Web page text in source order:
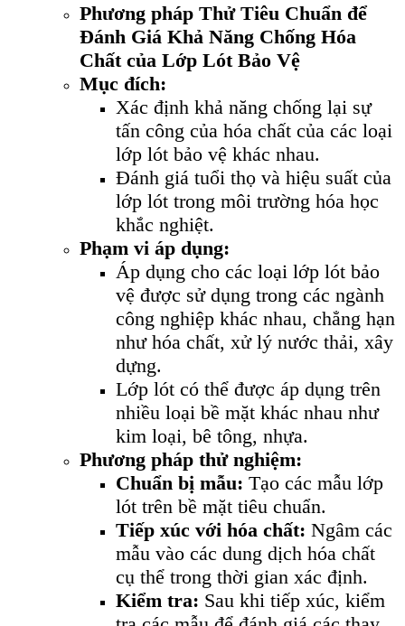
Phương pháp Thử Tiêu Chuẩn để
Đánh Giá Khả Năng Chống Hóa
Chất của Lớp Lót Bảo Vệ
Mục đích:
Xác định khả năng chống lại sự
tấn công của hóa chất của các loại
lớp lót bảo vệ khác nhau.
Đánh giá tuổi thọ và hiệu suất của
lớp lót trong môi trường hóa học
khắc nghiệt.
Phạm vi áp dụng:
Áp dụng cho các loại lớp lót bảo
vệ được sử dụng trong các ngành
công nghiệp khác nhau, chẳng hạn
như hóa chất, xử lý nước thải, xây
dựng.
Lớp lót có thể được áp dụng trên
nhiều loại bề mặt khác nhau như
kim loại, bê tông, nhựa.
Phương pháp thử nghiệm:
Chuẩn bị mẫu: Tạo các mẫu lớp
lót trên bề mặt tiêu chuẩn.
Tiếp xúc với hóa chất: Ngâm các
mẫu vào các dung dịch hóa chất
cụ thể trong thời gian xác định.
Kiểm tra: Sau khi tiếp xúc, kiểm